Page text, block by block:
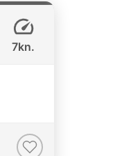
7kn.